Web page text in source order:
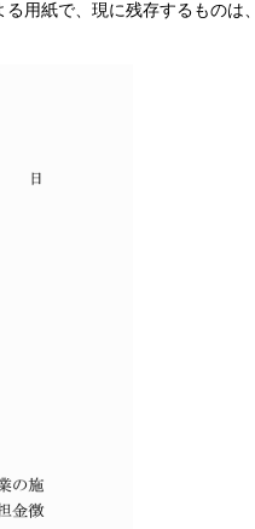
用紙で、現に残存するもの